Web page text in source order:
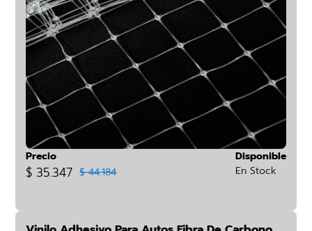
Precio
$ 35.347 $ 44.184
Disponible
En Stock